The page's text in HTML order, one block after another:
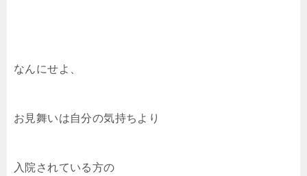
なんにせよ、
お見舞いは自分の気持ちより
入院されている方の